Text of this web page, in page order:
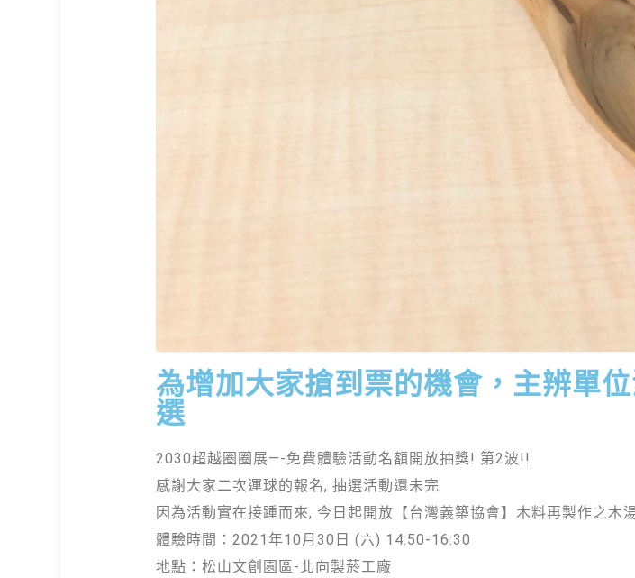
為增加大家搶到票的機會，主辨單
選 ​
2030超越圈圈展—-免費體驗活動名額開放抽獎! 第2波!!
感謝大家二次運球的報名, 抽選活動還未完
因為活動實在接踵而來, 今日起開放【台灣義築協會】木料再製作之木
體驗時間：2021年10月30日 (六) 14:50-16:30
地點：松山文創園區-北向製菸工廠